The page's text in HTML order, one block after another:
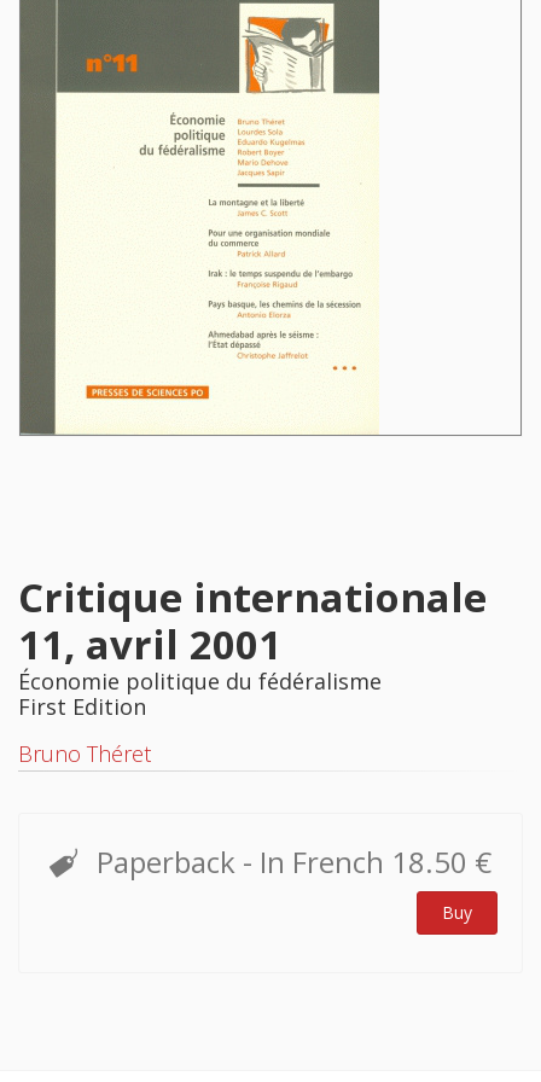
Critique internationale
11, avril 2001
Économie politique du fédéralisme
First Edition
Bruno Théret
Paperback - In French 18.50 €
Buy